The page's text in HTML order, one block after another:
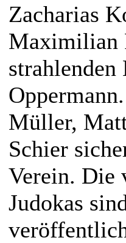
Zacharias
Maximilian
Müller,
Schier
Verein. Die
Judokas